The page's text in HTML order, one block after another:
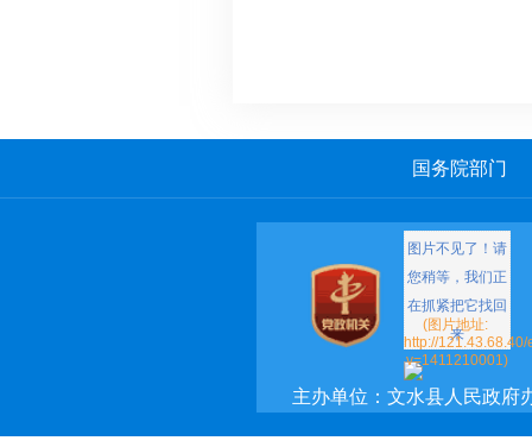
国务院部门
主办单位：文水县人民政府